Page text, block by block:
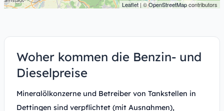
Leaflet | ©OpenStreetMapcontributors
Woher kommen die Benzin- und
Dieselpreise
Mineralölkonzerne und Betreiber von Tankstellen in
Dettingen sind verpflichtet (mit Ausnahmen),